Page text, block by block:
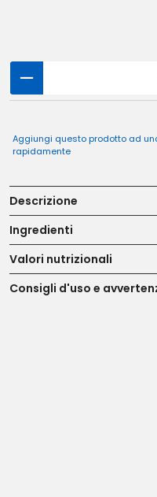
Aggiungi questo prodotto ad
rapidamente
Descrizione
Ingredienti
Valori nutrizionali
Consigli d'uso e